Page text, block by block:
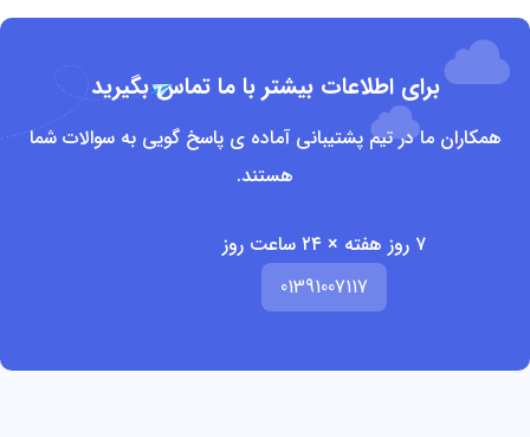
برای اطلاعات بیشتر با ما تماس بگیرید
همکاران ما در تیم پشتیبانی آماده ی پاسخ گویی به سوالات شما
هستند.
۷ روز هفته × ۲۴ ساعت روز
01391007117